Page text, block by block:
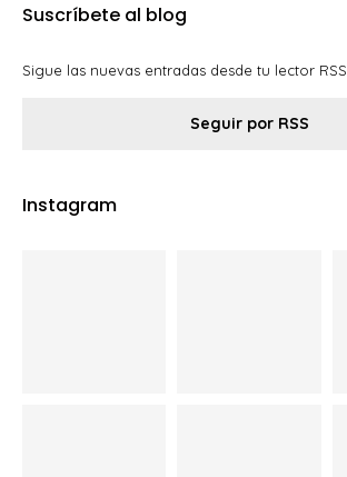
Suscríbete al blog
Sigue las nuevas entradas desde tu lector RSS.
Seguir por RSS
Instagram